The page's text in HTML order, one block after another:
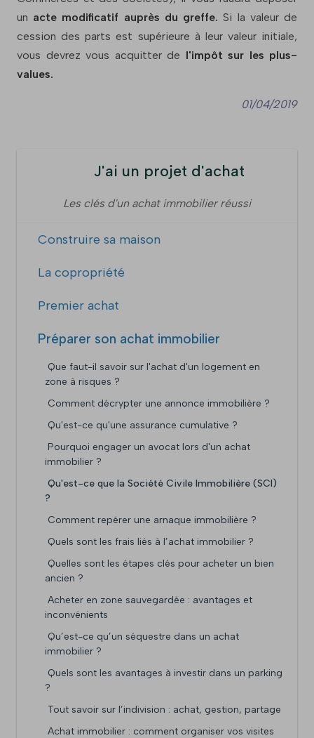
un acte modificatif auprès du greffe. Si la valeur de
cession des parts est supérieure à leur valeur initiale,
vous devrez vous acquitter de l'impôt sur les plus-
values.
01/04/2019
J'ai un projet d'achat
Les clés d'un achat immobilier réussi
Construire sa maison
La copropriété
Premier achat
Préparer son achat immobilier
Que faut-il savoir sur l'achat d'un logement en
zone à risques ?
Comment décrypter une annonce immobilière ?
Qu'est-ce qu'une assurance cumulative ?
Pourquoi engager un avocat lors d'un achat
immobilier ?
Qu'est-ce que la Société Civile Immobilière (SCI)
?
Comment repérer une arnaque immobilière ?
Quels sont les frais liés à l’achat immobilier ?
Quelles sont les étapes clés pour acheter un bien
ancien ?
Acheter en zone sauvegardée : avantages et
inconvénients
Qu’est-ce qu’un séquestre dans un achat
immobilier ?
Quels sont les avantages à investir dans un parking
?
Tout savoir sur l’indivision : achat, gestion, partage
Achat immobilier : comment organiser vos visites